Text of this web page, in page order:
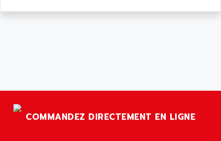
COMMANDEZ DIRECTEMENT EN LIGNE